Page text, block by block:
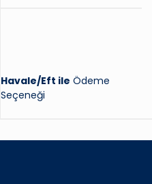
Havale/Eft ile Ödeme
Seçeneği